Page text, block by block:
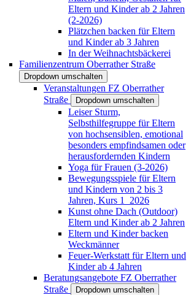
Eltern und Kinder ab 2 Jahren
(2-2026)
Plätzchen backen für Eltern
und Kinder ab 3 Jahren
In der Weihnachtsbäckerei
Familienzentrum Oberrather Straße
Dropdown umschalten
Veranstaltungen FZ Oberrather
Straße
Dropdown umschalten
Leiser Sturm,
Selbsthilfegruppe für Eltern
von hochsensiblen, emotional
besonders empfindsamen oder
herausfordernden Kindern
Yoga für Frauen (3-2026)
Bewegungsspiele für Eltern
und Kindern von 2 bis 3
Jahren, Kurs 1_2026
Kunst ohne Dach (Outdoor)
Eltern und Kinder ab 2 Jahren
Eltern und Kinder backen
Weckmänner
Feuer-Werkstatt für Eltern und
Kinder ab 4 Jahren
Beratungsangebote FZ Oberrather
Straße
Dropdown umschalten